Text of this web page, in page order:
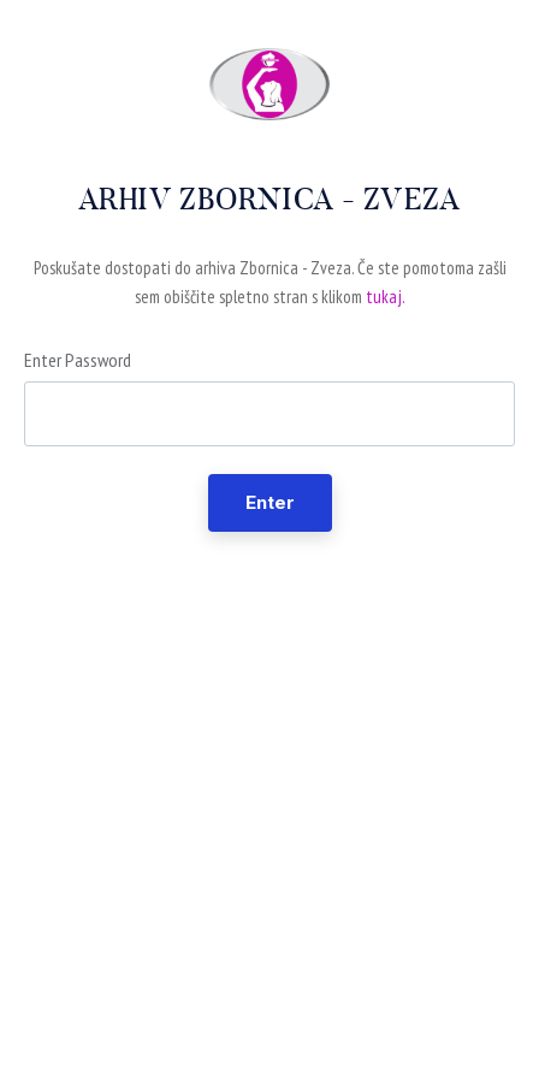
ARHIV ZBORNICA - ZVEZA
Poskušate dostopati do arhiva Zbornica - Zveza. Če ste pomotoma zašli
sem obiščite spletno stran s klikom tukaj.
Enter Password
Enter